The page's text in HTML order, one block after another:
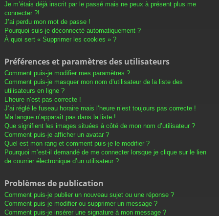
Je m’étais déjà inscrit par le passé mais ne peux à présent plus me
connecter ?!
J’ai perdu mon mot de passe !
Pourquoi suis-je déconnecté automatiquement ?
À quoi sert « Supprimer les cookies » ?
Préférences et paramètres des utilisateurs
Comment puis-je modifier mes paramètres ?
Comment puis-je masquer mon nom d’utilisateur de la liste des
utilisateurs en ligne ?
L’heure n’est pas correcte !
J’ai réglé le fuseau horaire mais l’heure n’est toujours pas correcte !
Ma langue n’apparaît pas dans la liste !
Que signifient les images situées à côté de mon nom d’utilisateur ?
Comment puis-je afficher un avatar ?
Quel est mon rang et comment puis-je le modifier ?
Pourquoi m’est-il demandé de me connecter lorsque je clique sur le lien
de courrier électronique d’un utilisateur ?
Problèmes de publication
Comment puis-je publier un nouveau sujet ou une réponse ?
Comment puis-je modifier ou supprimer un message ?
Comment puis-je insérer une signature à mon message ?